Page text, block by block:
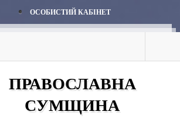
ОСОБИСТИЙ КАБІНЕТ
ПРАВОСЛАВНА
СУМЩИНА